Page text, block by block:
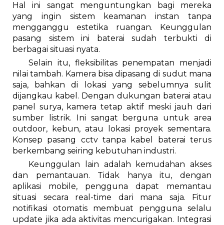
Hal ini sangat menguntungkan bagi mereka
yang ingin sistem keamanan instan tanpa
mengganggu estetika ruangan. Keunggulan
pasang sistem ini baterai sudah terbukti di
berbagai situasi nyata.
Selain itu, fleksibilitas penempatan menjadi
nilai tambah. Kamera bisa dipasang di sudut mana
saja, bahkan di lokasi yang sebelumnya sulit
dijangkau kabel. Dengan dukungan baterai atau
panel surya, kamera tetap aktif meski jauh dari
sumber listrik. Ini sangat berguna untuk area
outdoor, kebun, atau lokasi proyek sementara.
Konsep pasang cctv tanpa kabel baterai terus
berkembang seiring kebutuhan industri.
Keunggulan lain adalah kemudahan akses
dan pemantauan. Tidak hanya itu, dengan
aplikasi mobile, pengguna dapat memantau
situasi secara real-time dari mana saja. Fitur
notifikasi otomatis membuat pengguna selalu
update jika ada aktivitas mencurigakan. Integrasi